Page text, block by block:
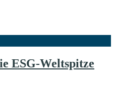
ESG-Weltspitze